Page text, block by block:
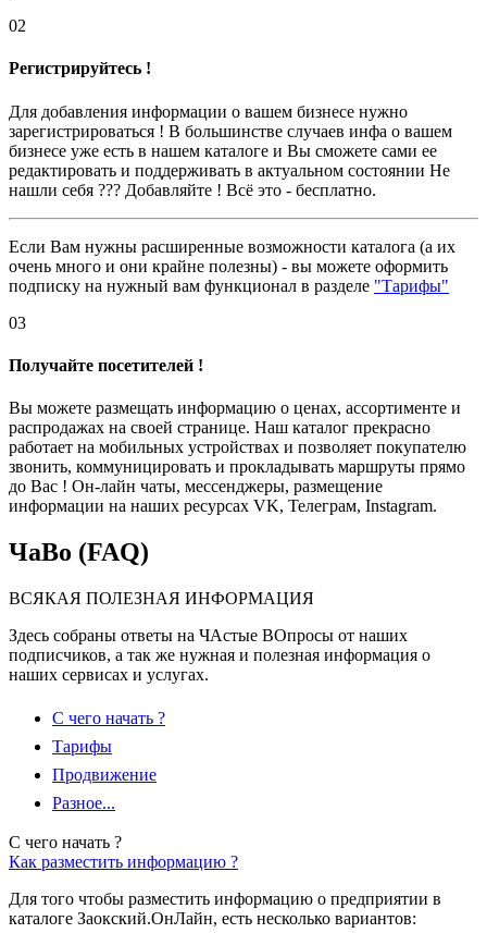
02
Регистрируйтесь !
Для добавления информации о вашем бизнесе нужно
зарегистрироваться ! В большинстве случаев инфа о вашем
бизнесе уже есть в нашем каталоге и Вы сможете сами ее
редактировать и поддерживать в актуальном состоянии Не
нашли себя ??? Добавляйте ! Всё это - бесплатно.
Если Вам нужны расширенные возможности каталога (а их
очень много и они крайне полезны) - вы можете оформить
подписку на нужный вам функционал в разделе "Тарифы"
03
Получайте посетителей !
Вы можете размещать информацию о ценах, ассортименте и
распродажах на своей странице. Наш каталог прекрасно
работает на мобильных устройствах и позволяет покупателю
звонить, коммуницировать и прокладывать маршруты прямо
до Вас ! Он-лайн чаты, мессенджеры, размещение
информации на наших ресурсах VK, Телеграм, Instagram.
ЧаВо (FAQ)
ВСЯКАЯ ПОЛЕЗНАЯ ИНФОРМАЦИЯ
Здесь собраны ответы на ЧАстые ВОпросы от наших
подписчиков, а так же нужная и полезная информация о
наших сервисах и услугах.
С чего начать ?
Тарифы
Продвижение
Разное...
С чего начать ?
Как разместить информацию ?
Для того чтобы разместить информацию о предприятии в
каталоге Заокский.ОнЛайн, есть несколько вариантов: